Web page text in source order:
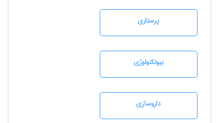
پرستاری
بيوتكنولوژی
داروسازی